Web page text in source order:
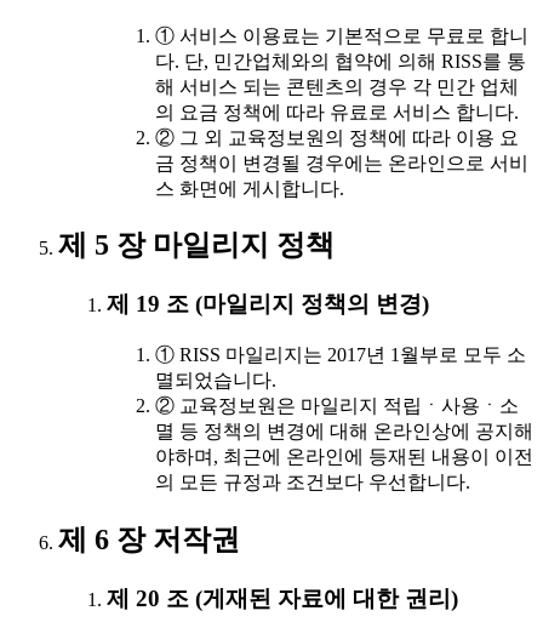
① 서비스 이용료는 기본적으로 무료로 합니
다. 단, 민간업체와의 협약에 의해 RISS를 통
해 서비스 되는 콘텐츠의 경우 각 민간 업체
의 요금 정책에 따라 유료로 서비스 합니다.
② 그 외 교육정보원의 정책에 따라 이용 요
금 정책이 변경될 경우에는 온라인으로 서비
스 화면에 게시합니다.
제 5 장 마일리지 정책
제 19 조 (마일리지 정책의 변경)
① RISS 마일리지는 2017년 1월부로 모두 소
멸되었습니다.
② 교육정보원은 마일리지 적립ㆍ사용ㆍ소
멸 등 정책의 변경에 대해 온라인상에 공지해
야하며, 최근에 온라인에 등재된 내용이 이전
의 모든 규정과 조건보다 우선합니다.
제 6 장 저작권
제 20 조 (게재된 자료에 대한 권리)